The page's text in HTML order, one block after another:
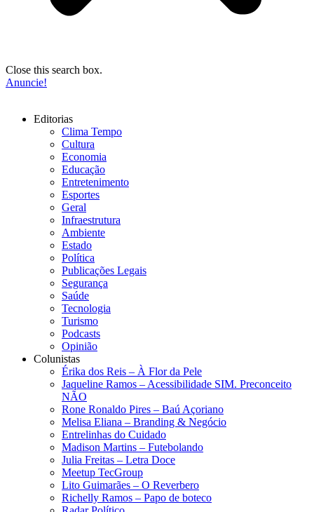
Close this search box.
Anuncie!
Editorias
Clima Tempo
Cultura
Economia
Educação
Entretenimento
Esportes
Geral
Infraestrutura
Ambiente
Estado
Política
Publicações Legais
Segurança
Saúde
Tecnologia
Turismo
Podcasts
Opinião
Colunistas
Érika dos Reis​ – À Flor da Pele
Jaqueline Ramos – Acessibilidade SIM. Preconceito
NÃO
Rone Ronaldo Pires – Baú Açoriano
Melisa Eliana – Branding & Negócio
Entrelinhas do Cuidado
Madison Martins – Futebolando
Julia Freitas​ – Letra Doce
Meetup TecGroup
Lito Guimarães – O Reverbero
Richelly Ramos​ – Papo de boteco